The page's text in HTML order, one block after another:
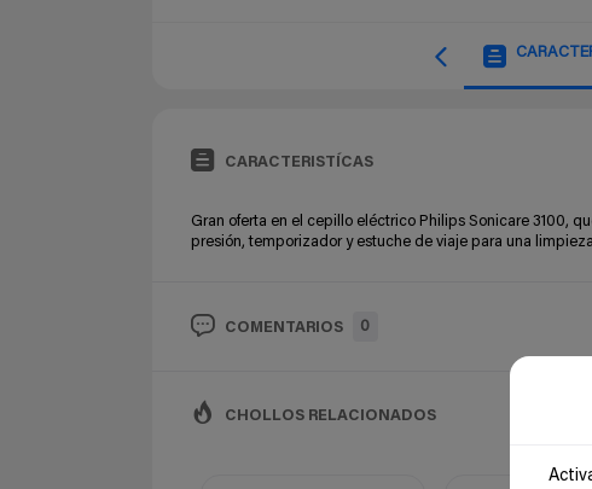
CARACTERISTÍCAS
Gran oferta en el cepillo eléctrico Philips Sonicare 3100,
presión, temporizador y estuche de viaje para una
COMENTARIOS 0
CHOLLOS RELACIONADOS